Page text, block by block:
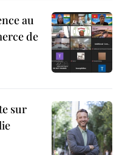
au
de
sur